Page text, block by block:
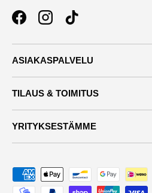
FacebookInstagramTikTok
ASIAKASPALVELU
TILAUS & TOIMITUS
YRITYKSESTÄMME
Maksutavat